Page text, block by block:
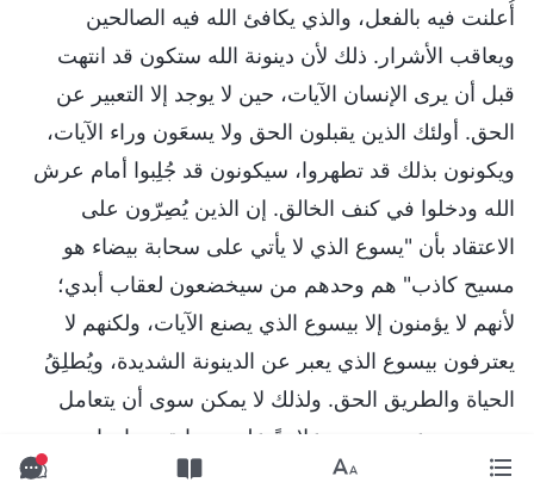
أُعلنت فيه بالفعل، والذي يكافئ الله فيه الصالحين
ويعاقب الأشرار. ذلك لأن دينونة الله ستكون قد انتهت
قبل أن يرى الإنسان الآيات، حين لا يوجد إلا التعبير عن
الحق. أولئك الذين يقبلون الحق ولا يسعَون وراء الآيات،
ويكونون بذلك قد تطهروا، سيكونون قد جُلِبوا أمام عرش
الله ودخلوا في كنف الخالق. إن الذين يُصِرّون على
الاعتقاد بأن "يسوع الذي لا يأتي على سحابة بيضاء هو
مسيح كاذب" هم وحدهم من سيخضعون لعقاب أبدي؛
لأنهم لا يؤمنون إلا بيسوع الذي يصنع الآيات، ولكنهم لا
يعترفون بيسوع الذي يعبر عن الدينونة الشديدة، ويُطلِقُ
الحياة والطريق الحق. ولذلك لا يمكن سوى أن يتعامل
معهم يسوع حين يعود علانيةً على سحابة بيضاء. إنهم
موغِلونَ في العِناد، ومُفرِطون في الثقة بأنفسهم وفي